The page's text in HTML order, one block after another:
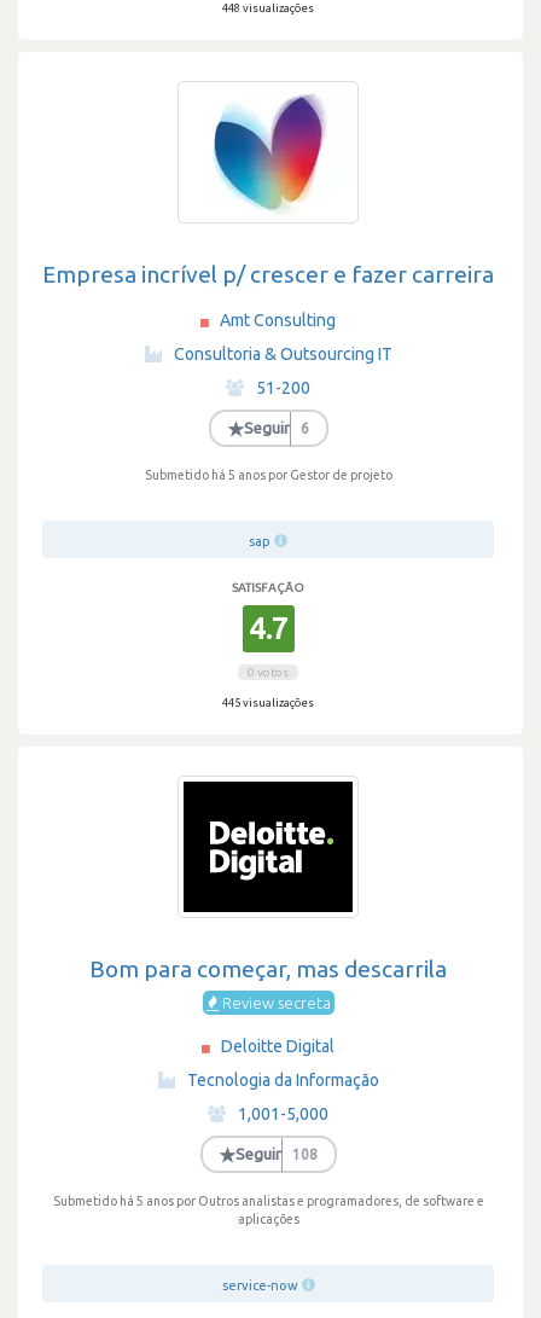
448 visualizações
Empresa incrível p/ crescer e fazer carreira
Amt Consulting
·
Consultoria & Outsourcing IT
·
51-200
·
★Seguir 6
Submetido há 5 anos por Gestor de projeto
sap
SATISFAÇÃO
4.7
0 votos
445 visualizações
Bom para começar, mas descarrila
Review secreta
Deloitte Digital
Tecnologia da Informação
·
1,001-5,000
·
★Seguir 108
Submetido há 5 anos por Outros analistas e programadores, de software e
aplicações
service-now